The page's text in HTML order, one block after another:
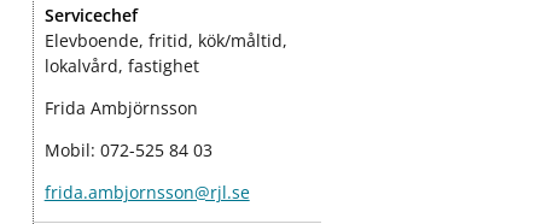
Servicechef
Elevboende, fritid, kök/måltid,
lokalvård, fastighet
Frida Ambjörnsson
Mobil: 072-525 84 03
frida.ambjornsson@rjl.se